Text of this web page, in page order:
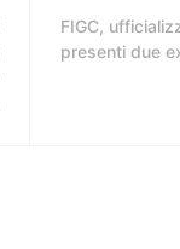
FIGC,
presenti due